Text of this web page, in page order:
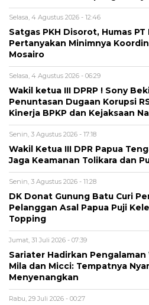
Selasa, 4 Agustus 2026 - 12:46
Satgas PKH Disorot, Humas
Pertanyakan Minimnya
Mosairo
Selasa, 4 Agustus 2026 - 06:29
Wakil ketua III DPRP ! Sony
Penuntasan Dugaan Korupsi
Kinerja BPKP dan Kejaksaan
Senin, 3 Agustus 2026 - 17:18
Wakil Ketua III DPR Papua
Jaga Keamanan Tolikara dan
Senin, 3 Agustus 2026 - 11:28
DK Donat Gunung Batu Curi
Pelanggan Asal Papua Puji
Topping
Jumat, 31 Juli 2026 - 07:39
Sariater Hadirkan
Mila dan Micci: Tempatnya
Menyenangkan
Rabu, 29 Juli 2026 - 00:27